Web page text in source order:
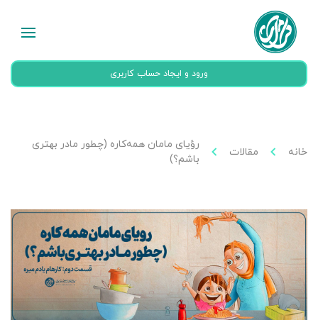
ورود و ایجاد حساب کاربری
خانه مقالات
رؤیای مامان همه‌کاره (چطور مادر بهتری
باشم؟)